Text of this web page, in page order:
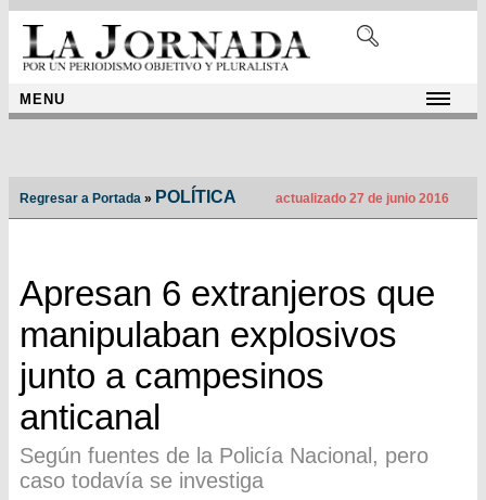
MENU
Regresar a Portada » POLÍTICA actualizado 27 de junio 2016
Apresan 6 extranjeros que
manipulaban explosivos
junto a campesinos
anticanal
Según fuentes de la Policía Nacional, pero
caso todavía se investiga